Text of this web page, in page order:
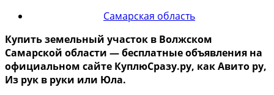
Самарская область
Купить земельный участок в Волжском
Самарской области — бесплатные объявления на
официальном сайте КуплюСразу.ру, как Авито ру,
Из рук в руки или Юла.